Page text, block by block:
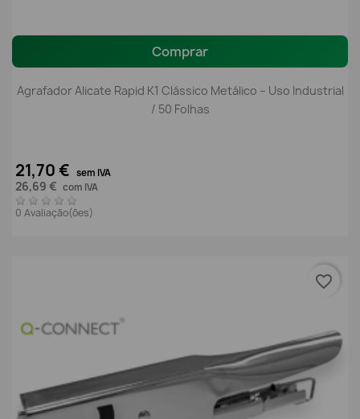
Comprar
Agrafador Alicate Rapid K1 Clássico Metálico – Uso Industrial
/ 50 Folhas
21,70 € sem IVA
26,69 € com IVA
0 Avaliação(ões)
favorite_border